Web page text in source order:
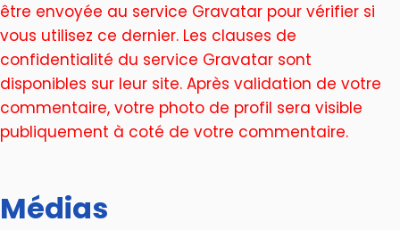
être envoyée au service Gravatar pour vérifier si
vous utilisez ce dernier. Les clauses de
confidentialité du service Gravatar sont
disponibles sur leur site. Après validation de votre
commentaire, votre photo de profil sera visible
publiquement à coté de votre commentaire.
Médias